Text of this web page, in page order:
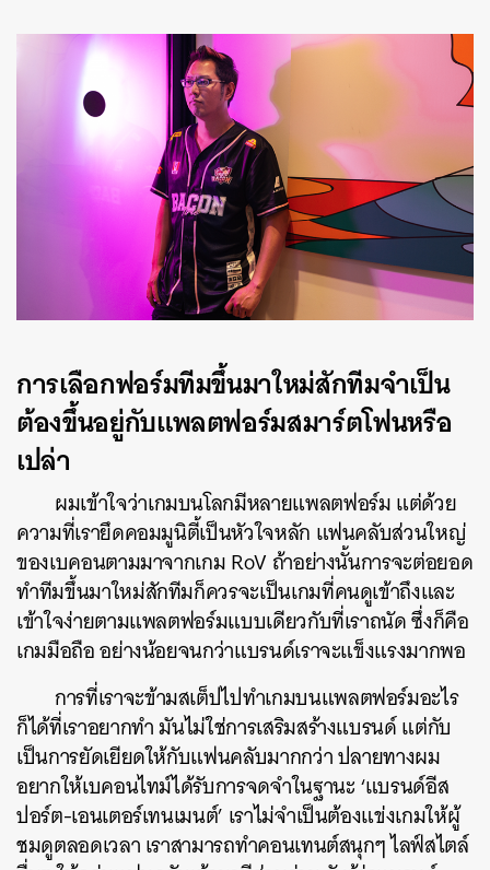
การเลือกฟอร์มทีมขึ้นมาใหม่สักทีมจำเป็น
ต้องขึ้นอยู่กับแพลตฟอร์มสมาร์ตโฟนหรือ
เปล่า
ผมเข้าใจว่าเกมบนโลกมีหลายแพลตฟอร์ม แต่ด้วย
ความที่เรายึดคอมมูนิตี้เป็นหัวใจหลัก แฟนคลับส่วนใหญ่
ของเบคอนตามมาจากเกม RoV ถ้าอย่างนั้นการจะต่อยอด
ทำทีมขึ้นมาใหม่สักทีมก็ควรจะเป็นเกมที่คนดูเข้าถึงและ
เข้าใจง่ายตามแพลตฟอร์มแบบเดียวกับที่เราถนัด ซึ่งก็คือ
เกมมือถือ อย่างน้อยจนกว่าแบรนด์เราจะแข็งแรงมากพอ
การที่เราจะข้ามสเต็ปไปทำเกมบนแพลตฟอร์มอะไร
ก็ได้ที่เราอยากทำ มันไม่ใช่การเสริมสร้างแบรนด์ แต่กับ
เป็นการยัดเยียดให้กับแฟนคลับมากกว่า ปลายทางผม
อยากให้เบคอนไทม์ได้รับการจดจำในฐานะ ‘แบรนด์อีส
ปอร์ต-เอนเตอร์เทนเมนต์’ เราไม่จำเป็นต้องแข่งเกมให้ผู้
ชมดูตลอดเวลา เราสามารถทำคอนเทนต์สนุกๆ ไลฟ์สไตล์